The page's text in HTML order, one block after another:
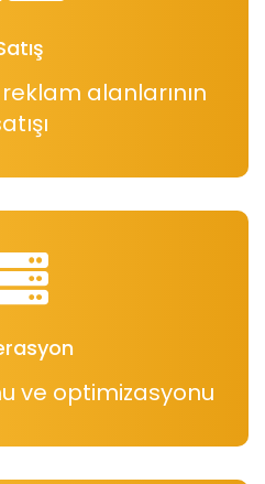
reklam alanlarının
ve optimizasyonu